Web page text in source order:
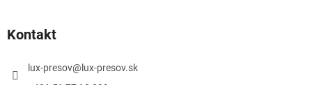
Kontakt
lux-presov@ lux-presov.sk